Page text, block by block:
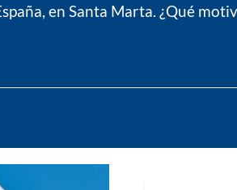
en Santa Marta. ¿Qué